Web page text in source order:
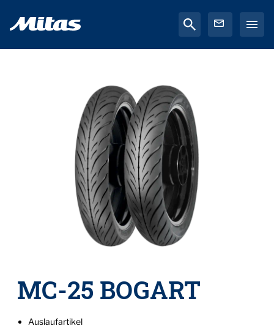
MC-25 BOGART
Auslaufartikel